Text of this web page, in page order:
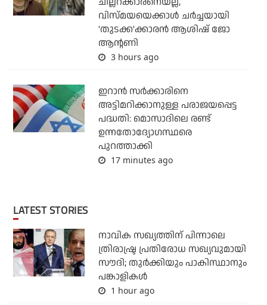
വിസ്മയയെക്കാള്‍ ചര്‍ച്ചയായി
'തുടക്ക'ക്കാരന്‍ ആശിഷ് ജോ
ആന്റണി
3 hours ago
ഇറാന്‍ സര്‍ക്കാരിനെ
അട്ടിമറിക്കാനുള്ള പരാജയപ്പെട്ട
പദ്ധതി: മൊസാദിലെ രണ്ട്
ഉന്നതോദ്യോഗസ്ഥരെ
പുറത്താക്കി
17 minutes ago
LATEST STORIES
നാവിക സഖ്യത്തിന് പിന്നാലെ
ത്രിരാഷ്ട്ര പ്രതിരോധ സഖ്യവുമായി
സൗദി; തുര്‍ക്കിയും പാകിസ്ഥാനും
പങ്കാളികള്‍
1 hour ago